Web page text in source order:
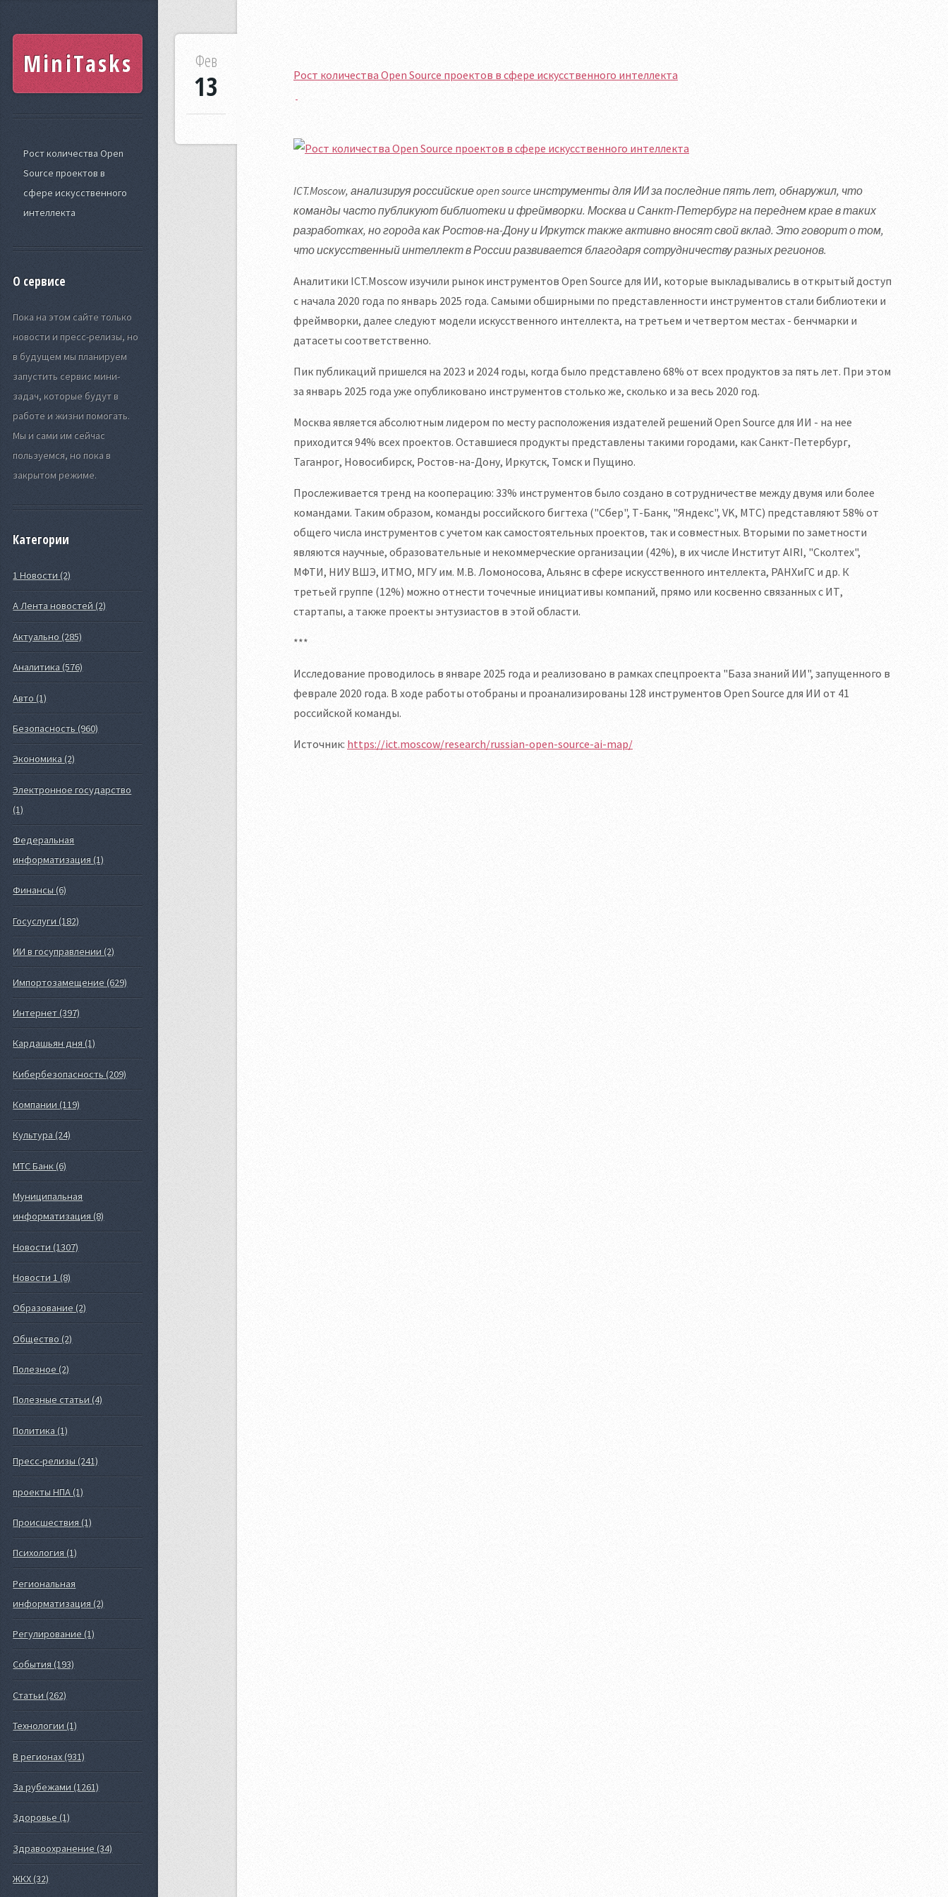
MiniTasks
Рост количества Open
Source проектов в
сфере искусственного
интеллекта
О сервисе
Пока на этом сайте только
новости и пресс-релизы, но
в будущем мы планируем
запустить сервис мини-
задач, которые будут в
работе и жизни помогать.
Мы и сами им сейчас
пользуемся, но пока в
закрытом режиме.
Категории
1 Новости (2)
А Лента новостей (2)
Актуально (285)
Аналитика (576)
Авто (1)
Безопасность (960)
Экономика (2)
Электронное государство
(1)
Федеральная
информатизация (1)
Финансы (6)
Госуслуги (182)
ИИ в госуправлении (2)
Импортозамещение (629)
Интернет (397)
Кардашьян дня (1)
Кибербезопасность (209)
Компании (119)
Культура (24)
МТС Банк (6)
Муниципальная
информатизация (8)
Новости (1307)
Новости 1 (8)
Образование (2)
Общество (2)
Полезное (2)
Полезные статьи (4)
Политика (1)
Пресс-релизы (241)
проекты НПА (1)
Происшествия (1)
Психология (1)
Региональная
информатизация (2)
Регулирование (1)
События (193)
Статьи (262)
Технологии (1)
В регионах (931)
За рубежами (1261)
Здоровье (1)
Здравоохранение (34)
ЖКХ (32)
Рост количества Open Source проектов в сфере искусственного интеллекта
Фев
13
ICT.Moscow, анализируя российские open source инструменты для ИИ за последние пять лет, обнаружил, что
команды часто публикуют библиотеки и фреймворки. Москва и Санкт-Петербург на переднем крае в таких
разработках, но города как Ростов-на-Дону и Иркутск также активно вносят свой вклад. Это говорит о том,
что искусственный интеллект в России развивается благодаря сотрудничеству разных регионов.
Аналитики ICT.Moscow изучили рынок инструментов Open Source для ИИ, которые выкладывались в открытый доступ
с начала 2020 года по январь 2025 года. Самыми обширными по представленности инструментов стали библиотеки и
фреймворки, далее следуют модели искусственного интеллекта, на третьем и четвертом местах - бенчмарки и
датасеты соответственно.
Пик публикаций пришелся на 2023 и 2024 годы, когда было представлено 68% от всех продуктов за пять лет. При этом
за январь 2025 года уже опубликовано инструментов столько же, сколько и за весь 2020 год.
Москва является абсолютным лидером по месту расположения издателей решений Open Source для ИИ - на нее
приходится 94% всех проектов. Оставшиеся продукты представлены такими городами, как Санкт-Петербург,
Таганрог, Новосибирск, Ростов-на-Дону, Иркутск, Томск и Пущино.
Прослеживается тренд на кооперацию: 33% инструментов было создано в сотрудничестве между двумя или более
командами. Таким образом, команды российского бигтеха ("Сбер", Т-Банк, "Яндекc", VK, МТС) представляют 58% от
общего числа инструментов с учетом как самостоятельных проектов, так и совместных. Вторыми по заметности
являются научные, образовательные и некоммерческие организации (42%), в их числе Институт AIRI, "Сколтех",
МФТИ, НИУ ВШЭ, ИТМО, МГУ им. М.В. Ломоносова, Альянс в сфере искусственного интеллекта, РАНХиГС и др. К
третьей группе (12%) можно отнести точечные инициативы компаний, прямо или косвенно связанных с ИТ,
стартапы, а также проекты энтузиастов в этой области.
***
Исследование проводилось в январе 2025 года и реализовано в рамках спецпроекта "База знаний ИИ", запущенного в
феврале 2020 года. В ходе работы отобраны и проанализированы 128 инструментов Open Source для ИИ от 41
российской команды.
Источник: https://ict.moscow/research/russian-open-source-ai-map/